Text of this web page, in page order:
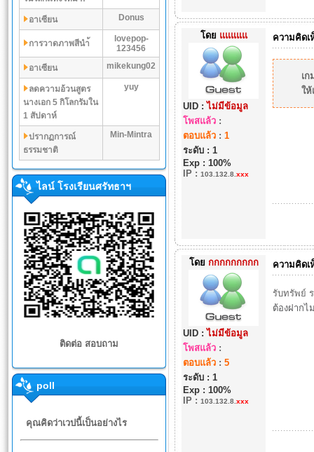
อาเซียน Donus
การวาดภาพสีนำ้
lovepop-
123456
อาเซียน
mikekung02
ลดความอ้วนสูตร
นางเอก 5 กิโลกรัมใน
1 สัปดาห์
yuy
ปรากฏการณ์
ธรรมชาติ
Min-Mintra
ไลน์ โรงเรียนศรัทธาฯ
ติดต่อ สอบถาม
poll
คุณคิดว่าเวปนี้เป็นอย่างไร
โดย แแแแแ
UID :ไม่มีข้อมูล
โพสแล้ว:
ตอบแล้ว: 1
ระดับ : 1
Exp : 100%
IP: 103.132.8. xxx
ความคิด
เ
ใ
โดย กกกกกกกกก
UID :ไม่มีข้อมูล
โพสแล้ว:
ตอบแล้ว: 5
ระดับ : 1
Exp : 100%
IP: 103.132.8. xxx
ความคิด
รับทรัพย์
ต้องฝากไ